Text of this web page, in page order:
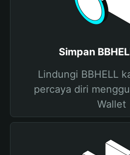
Simpan
Lindungi BBHELL
percaya diri
Wallet